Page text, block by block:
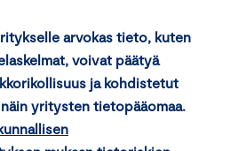
arvokas tieto, kuten
voivat päätyä
ja kohdistetut
yritysten tietopääomaa.